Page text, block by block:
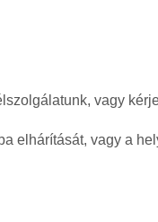
vagy
elhárítását, vagy a